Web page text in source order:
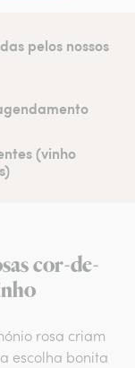
pelos nossos
(vinho
cor-de-
rosa criam
escolha bonita